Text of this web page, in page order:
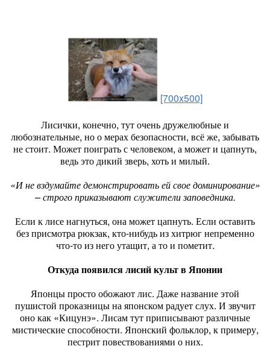
[700x500]
Лисички, конечно, тут очень дружелюбные и
любознательные, но о мерах безопасности, всё же, забывать
не стоит. Может поиграть с человеком, а может и цапнуть,
ведь это дикий зверь, хоть и милый.
«И не вздумайте демонстрировать ей свое доминирование»
– строго приказывают служители заповедника.
Если к лисе нагнуться, она может цапнуть. Если оставить
без присмотра рюкзак, кто-нибудь из хитрюг непременно
что-то из него утащит, а то и пометит.
Откуда появился лисий культ в Японии
Японцы просто обожают лис. Даже название этой
пушистой проказницы на японском радует слух. И звучит
оно как «Кицунэ». Лисам тут приписывают различные
мистические способности. Японский фольклор, к примеру,
пестрит повествованиями о них.